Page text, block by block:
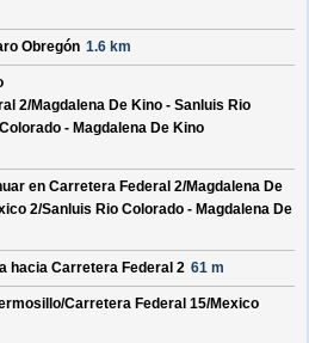
Obregón 1.6 km
2/Magdalena De Kino - Sanluis Rio
- Magdalena De Kino
en Carretera Federal 2/Magdalena De
2/Sanluis Rio Colorado - Magdalena De
hacia Carretera Federal 2 61 m
Carretera Federal 15/Mexico